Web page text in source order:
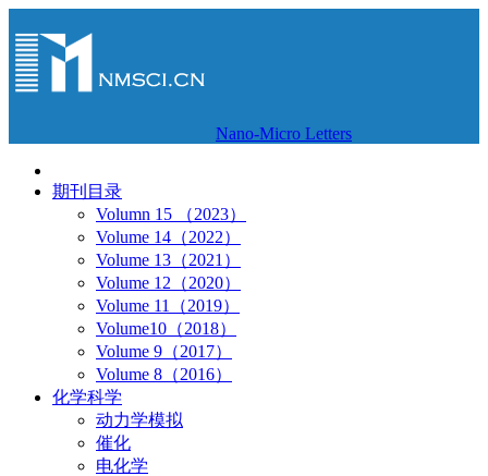
Nano-Micro Letters
期刊目录
Volumn 15 （2023）
Volume 14（2022）
Volume 13（2021）
Volume 12（2020）
Volume 11（2019）
Volume10（2018）
Volume 9（2017）
Volume 8（2016）
化学科学
动力学模拟
催化
电化学